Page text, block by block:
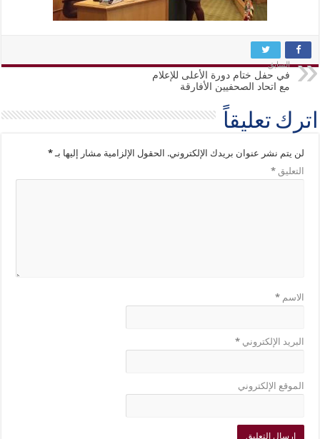
السابق
في حفل ختام دورة الأعلى للإعلام
مع اتحاد الصحفيين الأفارقة
اترك تعليقاً
لن يتم نشر عنوان بريدك الإلكتروني. الحقول الإلزامية مشار إليها بـ*
التعليق*
الاسم*
البريد الإلكتروني*
الموقع الإلكتروني